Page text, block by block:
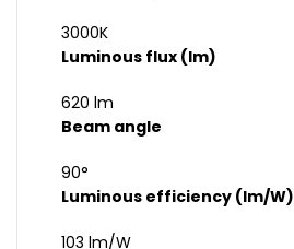
3000K
Luminous flux (lm)
620 lm
Beam angle
90°
Luminous efficiency (lm/W)
103 lm/W